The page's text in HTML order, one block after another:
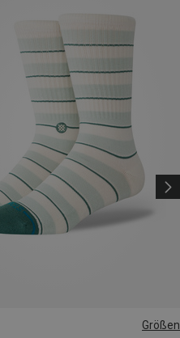
Größen